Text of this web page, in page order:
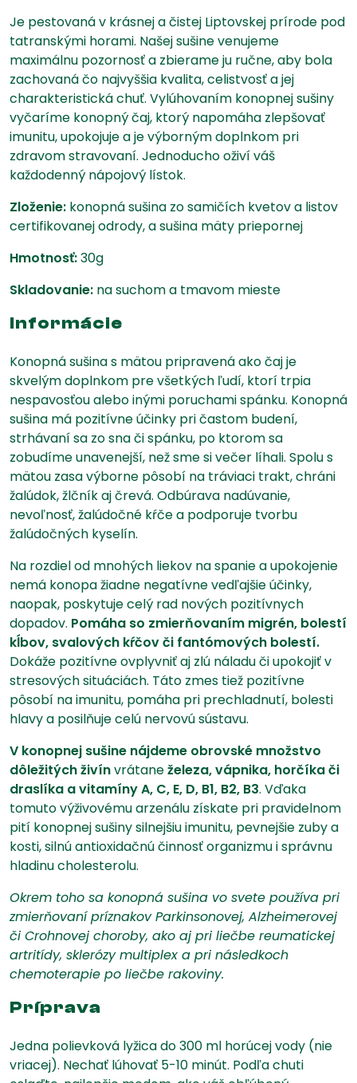
Je pestovaná v krásnej a čistej Liptovskej prírode pod
tatranskými horami. Našej sušine venujeme
maximálnu pozornosť a zbierame ju ručne, aby bola
zachovaná čo najvyššia kvalita, celistvosť a jej
charakteristická chuť. Vylúhovaním konopnej sušiny
vyčaríme konopný čaj, ktorý napomáha zlepšovať
imunitu, upokojuje a je výborným doplnkom pri
zdravom stravovaní. Jednoducho oživí váš
každodenný nápojový lístok.
Zloženie: konopná sušina zo samičích kvetov a listov
certifikovanej odrody, a sušina mäty priepornej
Hmotnosť:30g
Skladovanie: na suchom a tmavom mieste
Informácie
Konopná sušina s mätou pripravená ako čaj je
skvelým doplnkom pre všetkých ľudí, ktorí trpia
nespavosťou alebo inými poruchami spánku. Konopná
sušina má pozitívne účinky pri častom budení,
strhávaní sa zo sna či spánku, po ktorom sa
zobudíme unavenejší, než sme si večer líhali. Spolu s
mätou zasa výborne pôsobí na tráviaci trakt, chráni
žalúdok, žlčník aj črevá. Odbúrava nadúvanie,
nevoľnosť, žalúdočné kŕče a podporuje tvorbu
žalúdočných kyselín.
Na rozdiel od mnohých liekov na spanie a upokojenie
nemá konopa žiadne negatívne vedľajšie účinky,
naopak, poskytuje celý rad nových pozitívnych
dopadov. Pomáha so zmierňovaním migrén, bolestí
kĺbov, svalových kŕčov či fantómových bolestí.
Dokáže pozitívne ovplyvniť aj zlú náladu či upokojiť v
stresových situáciách. Táto zmes tiež pozitívne
pôsobí na imunitu, pomáha pri prechladnutí, bolesti
hlavy a posilňuje celú nervovú sústavu.
V konopnej sušine nájdeme obrovské množstvo
dôležitých živínvrátaneželeza, vápnika, horčíka či
draslíka a vitamíny A, C, E, D, B1, B2, B3. Vďaka
tomuto výživovému arzenálu získate pri pravidelnom
pití konopnej sušiny silnejšiu imunitu, pevnejšie zuby a
kosti, silnú antioxidačnú činnosť organizmu i správnu
hladinu cholesterolu.
Okrem toho sa konopná sušina vo svete používa pri
zmierňovaní príznakov Parkinsonovej, Alzheimerovej
či Crohnovej choroby, ako aj pri liečbe reumatickej
artritídy, sklerózy multiplex a pri následkoch
chemoterapie po liečbe rakoviny.
Príprava
Jedna polievková lyžica do 300 ml horúcej vody (nie
vriacej). Nechať lúhovať 5-10 minút. Podľa chuti